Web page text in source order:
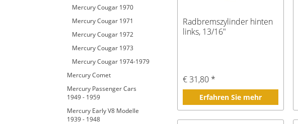
Mercury Cougar 1970
Mercury Cougar 1971
Mercury Cougar 1972
Mercury Cougar 1973
Mercury Cougar 1974-1979
Mercury Comet
Mercury Passenger Cars
1949 - 1959
Mercury Early V8 Modelle
1939 - 1948
Radbremszylinder hinten
links, 13/16"
€ 31,80 *
Erfahren Sie mehr